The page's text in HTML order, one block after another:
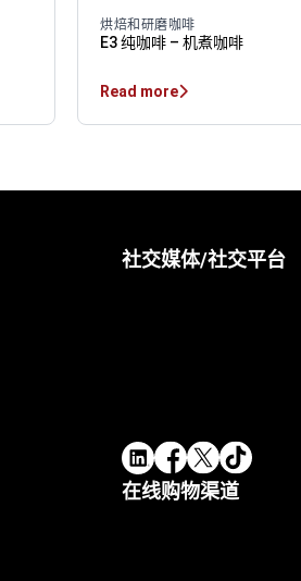
烘焙和研磨咖啡
E3 纯咖啡 – 机煮咖啡
Read more
社交媒体/社交平台
在线购物渠道